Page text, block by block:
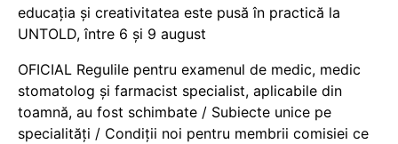
educația și creativitatea este pusă în practică la
UNTOLD, între 6 și 9 august
OFICIAL Regulile pentru examenul de medic, medic
stomatolog și farmacist specialist, aplicabile din
toamnă, au fost schimbate / Subiecte unice pe
specialități / Condiții noi pentru membrii comisiei ce